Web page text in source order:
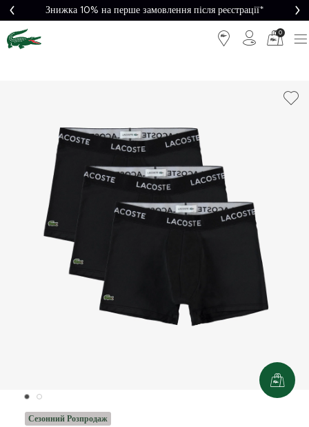
Знижка 10% на перше замовлення після реєстрації*
0
Сезонний Розпродаж
повернення
Безпечна
оплата
Безкоштовна
доставка від